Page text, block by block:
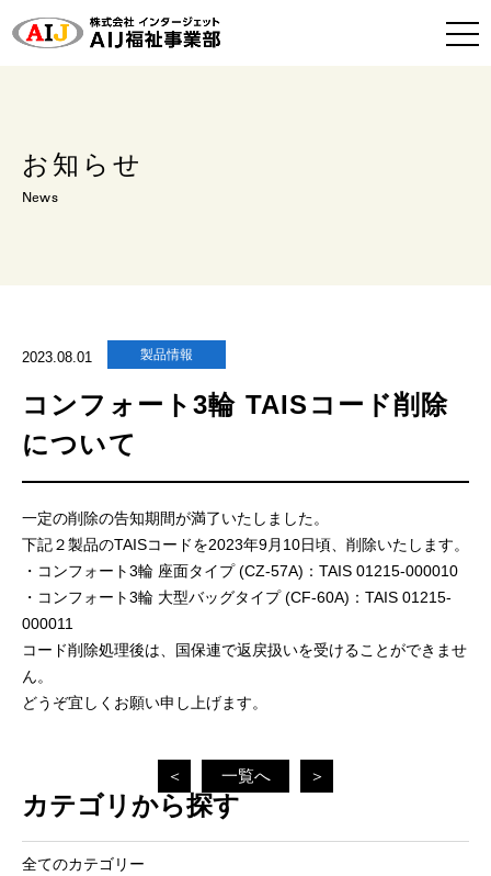
お知らせ
News
2023.08.01 製品情報
コンフォート3輪 TAISコード削除
について
一定の削除の告知期間が満了いたしました。
下記２製品のTAISコードを2023年9月10日頃、削除いたします。
・コンフォート3輪 座面タイプ (CZ-57A)：TAIS 01215-000010
・コンフォート3輪 大型バッグタイプ (CF-60A)：TAIS 01215-
000011
コード削除処理後は、国保連で返戻扱いを受けることができませ
ん。
どうぞ宜しくお願い申し上げます。
＜ 一覧へ ＞
カテゴリから探す
全てのカテゴリー